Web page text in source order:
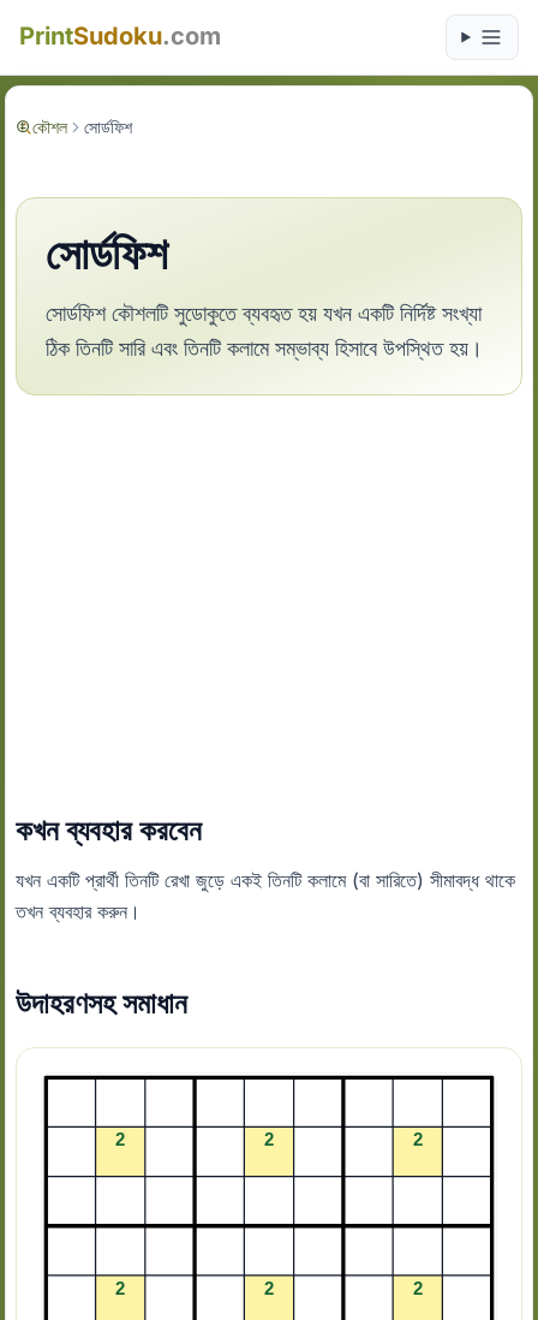
PrintSudoku.com
কৌশল সোর্ডফিশ
সোর্ডফিশ
সোর্ডফিশ কৌশলটি সুডোকুতে ব্যবহৃত হয় যখন একটি নির্দিষ্ট সংখ্যা
ঠিক তিনটি সারি এবং তিনটি কলামে সম্ভাব্য হিসাবে উপস্থিত হয়।
কখন ব্যবহার করবেন
যখন একটি প্রার্থী তিনটি রেখা জুড়ে একই তিনটি কলামে (বা সারিতে) সীমাবদ্ধ থাকে
তখন ব্যবহার করুন।
উদাহরণসহ সমাধান